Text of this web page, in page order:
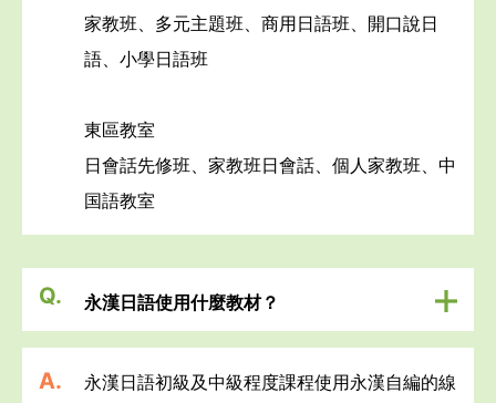
家教班、多元主題班、商用日語班、開口說日
語、小學日語班
東區教室
日會話先修班、家教班日會話、個人家教班、中
国語教室
Q. 永漢日語使用什麼教材？
A.
永漢日語初級及中級程度課程使用永漢自編的線